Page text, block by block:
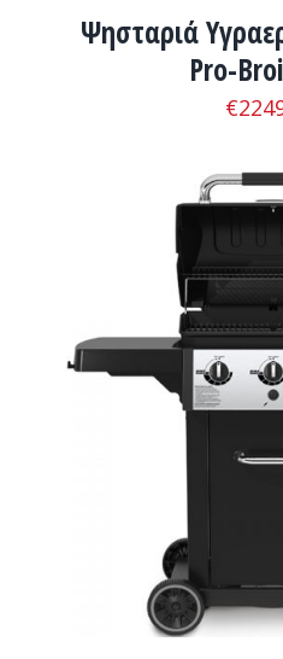
Ψησταριά
Pro-
€
ADD TO CART /